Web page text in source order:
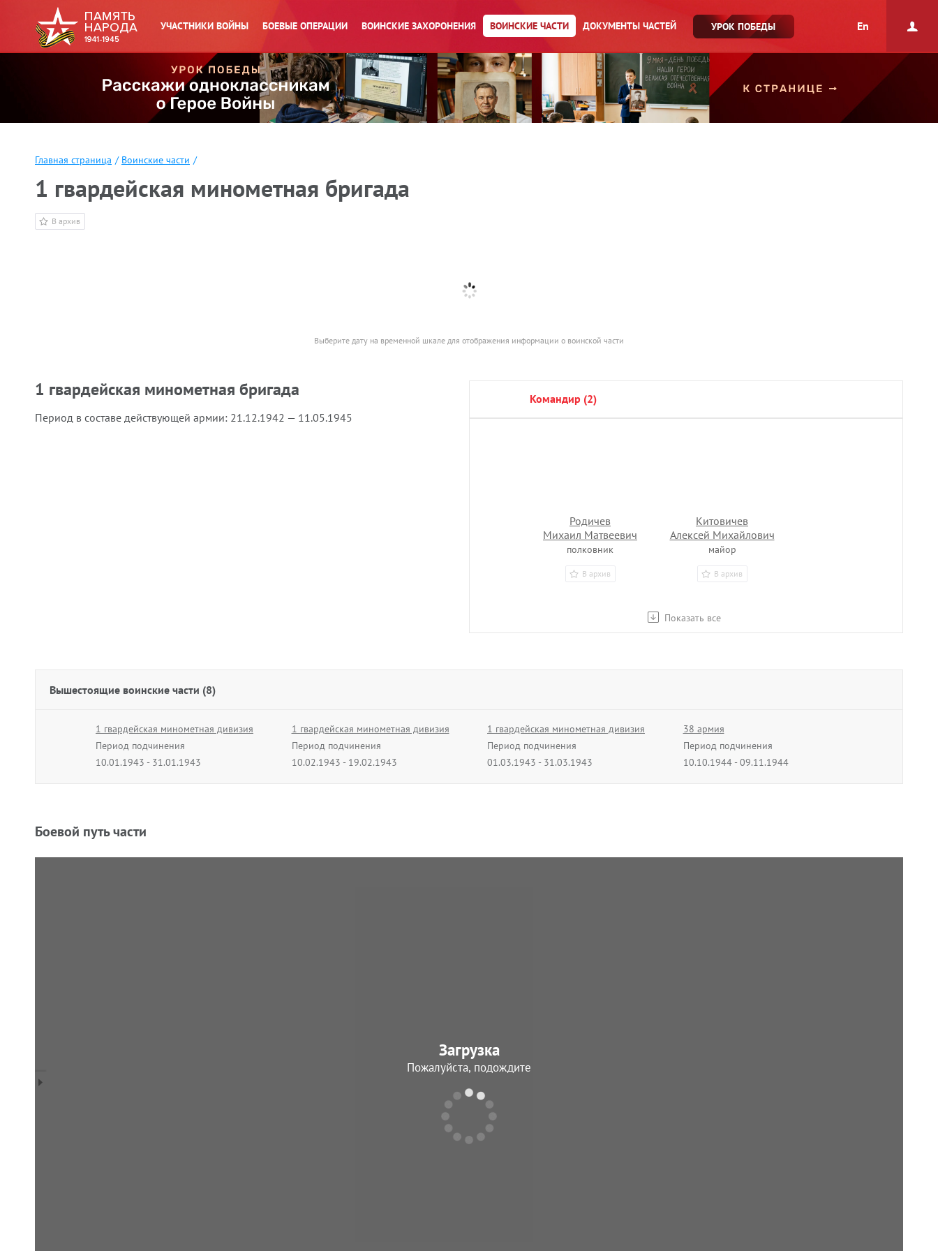
УЧАСТНИКИ ВОЙНЫ БОЕВЫЕ ОПЕРАЦИИ ВОИНСКИЕ ЗАХОРОНЕНИЯ ВОИНСКИЕ ЧАСТИ ДОКУМЕНТЫ ЧАСТЕЙ УРОК ПОБЕДЫ En
Главная страница / Воинские части /
1 гвардейская минометная бригада
В архив
Выберите дату на временной шкале для отображения информации о воинской части
1 гвардейская минометная бригада
Период в составе действующей армии: 21.12.1942 — 11.05.1945
командир (2)
Показать все
Родичев
Михаил Матвеевич
полковник
В архив
Китовичев
Алексей Михайлович
майор
В архив
Вышестоящие воинские части (8)
1 гвардейская минометная дивизия
Период подчинения
10.01.1943 - 31.01.1943
1 гвардейская минометная дивизия
Период подчинения
10.02.1943 - 19.02.1943
1 гвардейская минометная дивизия
Период подчинения
01.03.1943 - 31.03.1943
38 армия
Период подчинения
10.10.1944 - 09.11.1944
Боевой путь части
Загрузка
Пожалуйста, подождите